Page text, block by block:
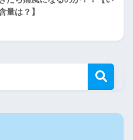
量は？】